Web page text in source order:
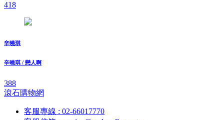
418
辛曉琪
辛曉琪 / 戀人啊
388
滾石購物網
客服專線 : 02-66017770